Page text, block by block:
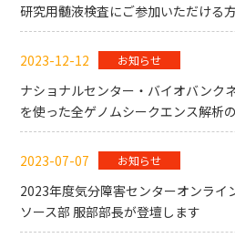
研究用髄液検査にご参加いただける
2023-12-12 お知らせ
ナショナルセンター・バイオバンク
を使った全ゲノムシークエンス解析
2023-07-07 お知らせ
2023年度気分障害センターオンライ
ソース部 服部部長が登壇します